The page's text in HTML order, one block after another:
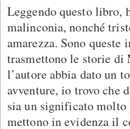
Leggendo questo libro,
malinconia, nonché
amarezza. Sono
trasmettono le storie di
l’autore abbia dato un
avventure, io trovo che
sia un significato molto
mettono in evidenza il